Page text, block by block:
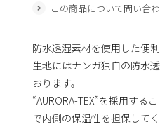
この商品について問い合
防水透湿素材を使用した便
生地にはナンガ独自の防水
おります。
“AURORA-TEX”を採用する
で内側の保温性を担保してく